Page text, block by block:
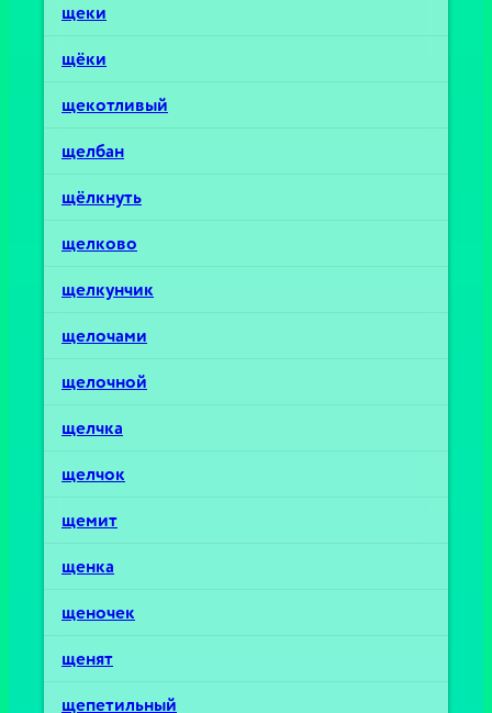
щеки
щёки
щекотливый
щелбан
щёлкнуть
щелково
щелкунчик
щелочами
щелочной
щелчка
щелчок
щемит
щенка
щеночек
щенят
щепетильный